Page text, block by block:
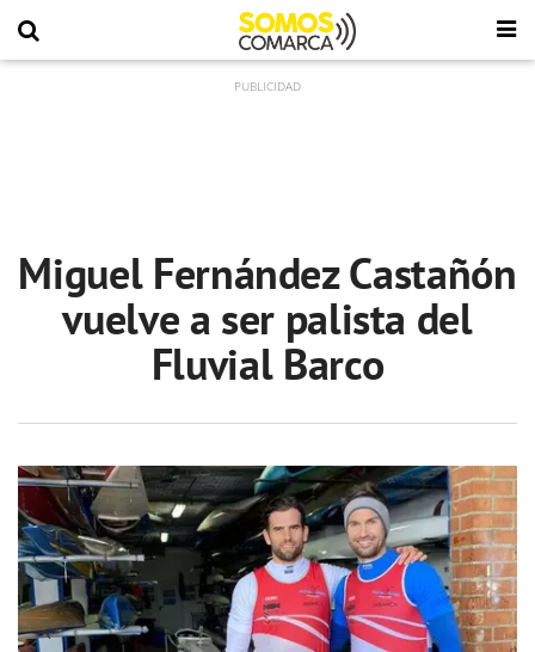
Miguel Fernández Castañón
vuelve a ser palista del
Fluvial Barco